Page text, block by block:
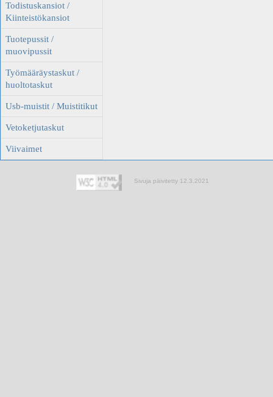
Todistuskansiot /
Kiinteistökansiot
Tuotepussit /
muovipussit
Työmääräystaskut /
huoltotaskut
Usb-muistit / Muistitikut
Vetoketjutaskut
Viivaimet
Sivuja päivitetty 12.3.2021